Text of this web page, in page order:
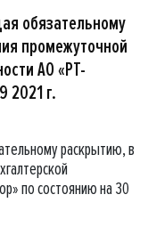
обязательному
промежуточной
АО «РТ-
2021 г.
раскрытию, в
по состоянию на 30